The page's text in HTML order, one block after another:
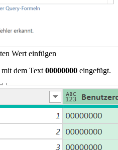
Wert einfügen
dem Text 00000000 eingefügt.